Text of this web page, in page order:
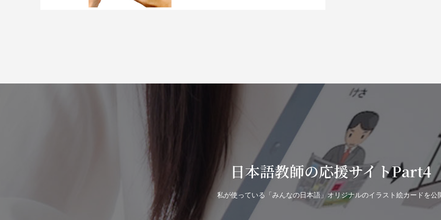
日本語教師の応援サイトPart4
私が使っている「みんなの日本語」オリジナルのイラスト絵カードを公